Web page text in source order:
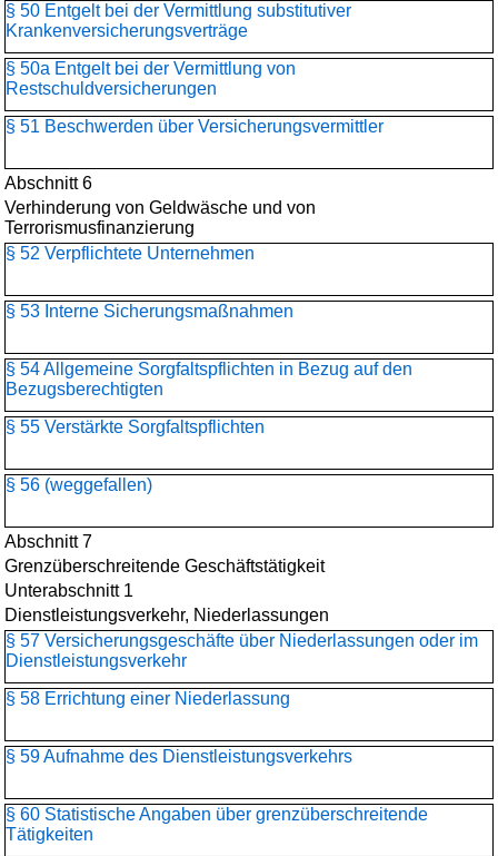
§ 50 Entgelt bei der Vermittlung substitutiver
Krankenversicherungsverträge
§ 50a Entgelt bei der Vermittlung von
Restschuldversicherungen
§ 51 Beschwerden über Versicherungsvermittler
Abschnitt 6
Verhinderung von Geldwäsche und von
Terrorismusfinanzierung
§ 52 Verpflichtete Unternehmen
§ 53 Interne Sicherungsmaßnahmen
§ 54 Allgemeine Sorgfaltspflichten in Bezug auf den
Bezugsberechtigten
§ 55 Verstärkte Sorgfaltspflichten
§ 56 (weggefallen)
Abschnitt 7
Grenzüberschreitende Geschäftstätigkeit
Unterabschnitt 1
Dienstleistungsverkehr, Niederlassungen
§ 57 Versicherungsgeschäfte über Niederlassungen oder im
Dienstleistungsverkehr
§ 58 Errichtung einer Niederlassung
§ 59 Aufnahme des Dienstleistungsverkehrs
§ 60 Statistische Angaben über grenzüberschreitende
Tätigkeiten